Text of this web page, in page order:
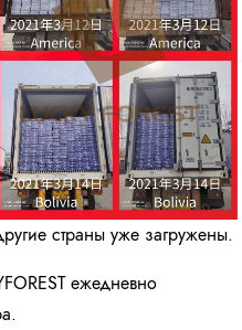
страны уже загружены.
ежедневно